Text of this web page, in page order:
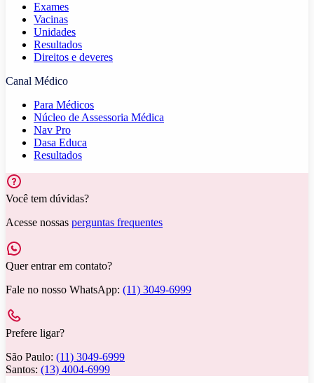
Exames
Vacinas
Unidades
Resultados
Direitos e deveres
Canal Médico
Para Médicos
Núcleo de Assessoria Médica
Nav Pro
Dasa Educa
Resultados
Você tem dúvidas?
Acesse nossas perguntas frequentes
Quer entrar em contato?
Fale no nosso WhatsApp: (11) 3049-6999
Prefere ligar?
São Paulo: (11) 3049-6999
Santos: (13) 4004-6999